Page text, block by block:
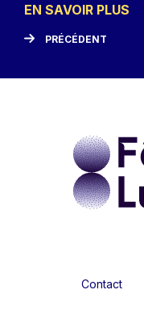
EN SAVOIR PLUS
PRÉCÉDENT
Contact